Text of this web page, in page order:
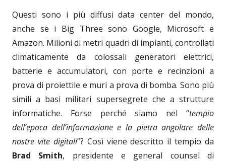
Questi sono i più diffusi data center del mondo,
anche se i Big Three sono Google, Microsoft e
Amazon. Milioni di metri quadri di impianti, controllati
climaticamente da colossali generatori elettrici,
batterie e accumulatori, con porte e recinzioni a
prova di proiettile e muri a prova di bomba. Sono più
simili a basi militari supersegrete che a strutture
informatiche. Forse perché siamo nel “tempio
dell’epoca dell’informazione e la pietra angolare delle
nostre vite digitali”? Così viene descritto il tempio da
Brad Smith, presidente e general counsel di